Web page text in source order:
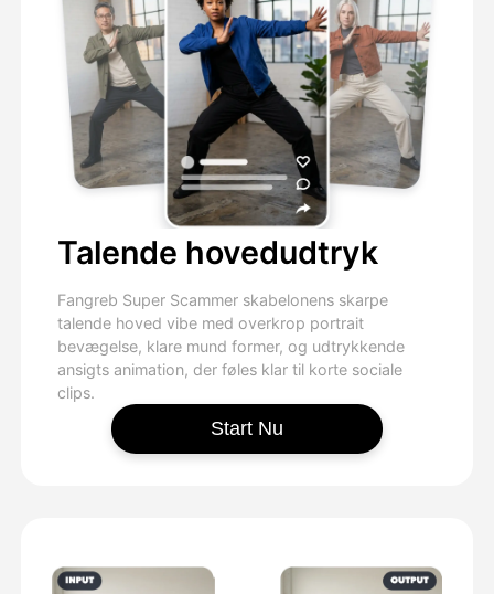
Talende hovedudtryk
Fangreb Super Scammer skabelonens skarpe
talende hoved vibe med overkrop portrait
bevægelse, klare mund former, og udtrykkende
ansigts animation, der føles klar til korte sociale
clips.
Start Nu